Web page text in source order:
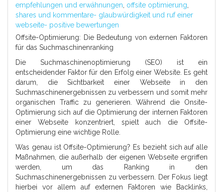
empfehlungen und erwähnungen, offsite optimierung,
shares und kommentare- glaubwürdigkeit und ruf einer
webseite- positive bewertungen
Offsite-Optimierung: Die Bedeutung von externen Faktoren
für das Suchmaschinenranking
Die Suchmaschinenoptimierung (SEO) ist ein
entscheidender Faktor für den Erfolg einer Website. Es geht
darum, die Sichtbarkeit einer Webseite in den
Suchmaschinenergebnissen zu verbessern und somit mehr
organischen Traffic zu generieren. Während die Onsite-
Optimierung sich auf die Optimierung der internen Faktoren
einer Webseite konzentriert, spielt auch die Offsite-
Optimierung eine wichtige Rolle.
Was genau ist Offsite-Optimierung? Es bezieht sich auf alle
Maßnahmen, die außerhalb der eigenen Webseite ergriffen
werden, um das Ranking in den
Suchmaschinenergebnissen zu verbessern. Der Fokus liegt
hierbei vor allem auf externen Faktoren wie Backlinks,